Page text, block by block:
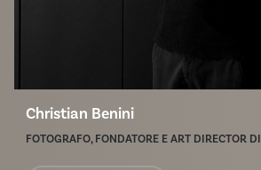
Christian Benini
FOTOGRAFO, FONDATORE E ART DIRECTOR